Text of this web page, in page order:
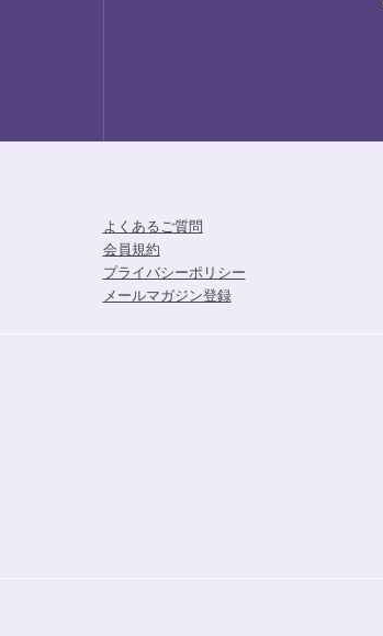
よくあるご質問
会員規約
プライバシーポリシー
メールマガジン登録